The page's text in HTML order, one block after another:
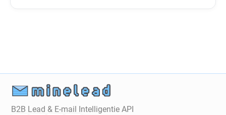
B2B Lead & E-mail Intelligentie API